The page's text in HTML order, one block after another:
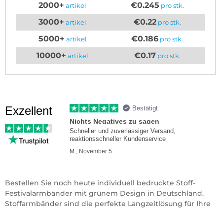
2000+ artikel €0.245 pro stk.
3000+ artikel €0.22pro stk.
5000+ artikel €0.186 pro stk.
10000+ artikel €0.17pro stk.
Exzellent Bestätigt
Nichts Negatives zu sagen
Schneller und zuverlässiger Versand,
reaktionsschneller Kundenservice
M., November 5
Bestellen Sie noch heute individuell bedruckte Stoff-
Festivalarmbänder mit grünem Design in Deutschland.
Stoffarmbänder sind die perfekte Langzeitlösung für Ihre